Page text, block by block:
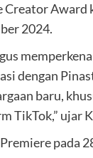
2024.
dengan
baru,
TikTok,” ujar
pada